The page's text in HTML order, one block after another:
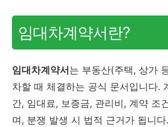
임대차계약서란?
임대차계약서는 부동산(주택, 상가
차할 때 체결하는 공식 문서입니다.
간, 임대료, 보증금, 관리비, 계약 조
며, 분쟁 발생 시 법적 근거가 됩니다.